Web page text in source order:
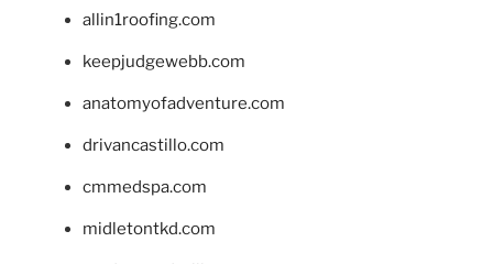
allin1roofing.com
keepjudgewebb.com
anatomyofadventure.com
drivancastillo.com
cmmedspa.com
midletontkd.com